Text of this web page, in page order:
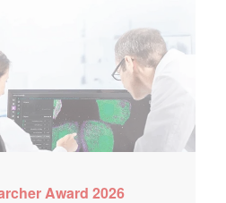
Award 2026